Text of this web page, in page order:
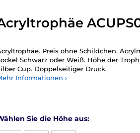
Preis ohne Schildchen.
Schwarz oder Weiß. Höhe der
Cup. Doppelseitiger Druck.
Informationen ›
Sie die Höhe aus: